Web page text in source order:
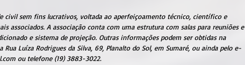
civil sem fins lucrativos, voltada ao aperfeiçoamento técnico, científico e
associados. A associação conta com uma estrutura com salas para reuniões e
e sistema de projeção. Outras informações podem ser obtidas na
Rua Luíza Rodrigues da Silva, 69, Planalto do Sol, em Sumaré, ou ainda pelo e-
ou telefone (19) 3883-3022.